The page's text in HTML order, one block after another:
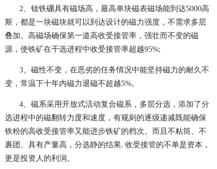
2、钕铁硼具有磁场高，最高单块磁表磁场能到达5000高
斯，都是一块磁块就可以到达设计的磁力强度，不需求多层
叠加。高磁场确保第一道高收受接管率，强壮而不变的磁
源，使铁矿在干选进程中收受接管率超越95%;
3、磁性不变，在恶劣的任务情况中能坚持磁力的耐久不
变，常温下十年内磁力退磁不超越5%。
4、磁系采用开放式活动复合磁系，多层分选，添加了分
选进程中的磁翻转力度和速度，有规则的逐级递减既能确保
铁粉的高收受接管率又能进步铁矿的档次。而且不粘筒、不
裹团、具有产量高，分选静的结果. 收受接管的不单是资本，
更是投资人的利润。